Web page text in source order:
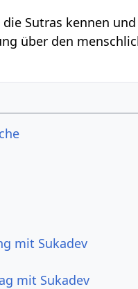
Sutras kennen und
über den
mit Sukadev
mit Sukadev